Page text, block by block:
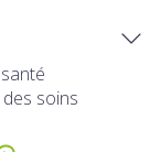
soins